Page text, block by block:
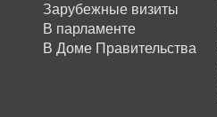
Зарубежные визиты
В парламенте
В Доме Правительства